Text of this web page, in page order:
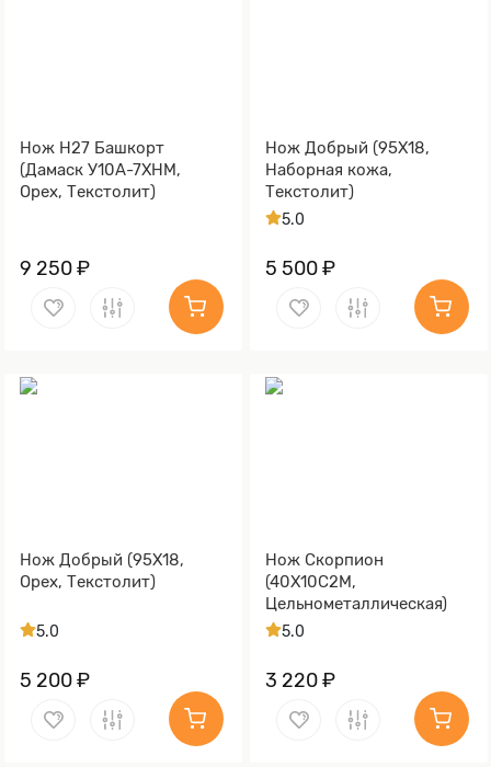
Нож Н27 Башкорт
(Дамаск У10А-7ХНМ,
Орех, Текстолит)
9 250 ₽
Нож Добрый (95Х18,
Наборная кожа,
Текстолит)
5.0
5 500 ₽
Нож Добрый (95Х18,
Орех, Текстолит)
5.0
5 200 ₽
Нож Скорпион
(40Х10С2М,
Цельнометаллическая)
5.0
3 220 ₽